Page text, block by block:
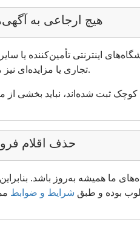
هیچ ارجاعی به
اینترنتی تأمین‌کننده یا
تجاری یا مزایده‌ای نیز مجاز نیست.
حذف اقلام
ما همیشه به‌روز باشد.
بوده و طبق شرایط و ضوابط